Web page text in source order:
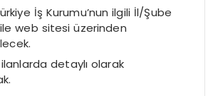
İş Kurumu’nun ilgili İl/Şube
web sitesi üzerinden
ilanlarda detaylı olarak